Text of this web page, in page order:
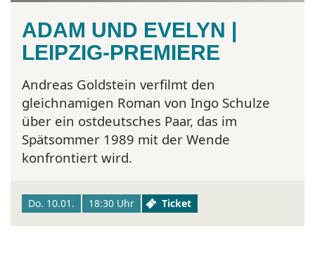
ADAM UND EVELYN |
LEIPZIG-PREMIERE
Andreas Goldstein verfilmt den
gleichnamigen Roman von Ingo Schulze
über ein ostdeutsches Paar, das im
Spätsommer 1989 mit der Wende
konfrontiert wird.
Do. 10.01. 18:30 Uhr Ticket